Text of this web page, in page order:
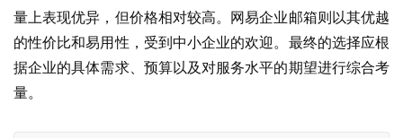
量上表现优异，但价格相对较高。网易企业邮箱则以其优越
的性价比和易用性，受到中小企业的欢迎。最终的选择应根
据企业的具体需求、预算以及对服务水平的期望进行综合考
量。